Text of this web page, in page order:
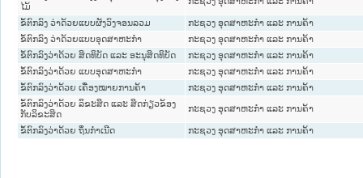
ໄມ້
ຂໍ້ຕົກລົງ ວ່າດ້ວຍແບບຜັງວົງຈອນລວມ
ກະຊວງ ອຸດສາຫະກຳ ແລະ ການຄ້າ
ຂໍ້ຕົກລົງ ວ່າດ້ວຍແບບອຸດສາຫະກໍາ
ກະຊວງ ອຸດສາຫະກຳ ແລະ ການຄ້າ
ຂໍ້ຕົກລົງວ່າດ້ວຍ ສິດທິບັດ ແລະ ອະນຸສິດທິບັດ
ກະຊວງ ອຸດສາຫະກຳ ແລະ ການຄ້າ
ຂໍ້ຕົກລົງວ່າດ້ວຍ ແບບອຸດສາຫະກໍາ
ກະຊວງ ອຸດສາຫະກຳ ແລະ ການຄ້າ
ຂໍ້ຕົກລົງວ່າດ້ວຍ ເຄື່ອງໝາຍການຄ້າ
ກະຊວງ ອຸດສາຫະກຳ ແລະ ການຄ້າ
ຂໍ້ຕົກລົງວ່າດ້ວຍ ລິຂະສິດ ແລະ ສິດກ່ຽວຂ້ອງ
ກັບລິຂະສິດ
ກະຊວງ ອຸດສາຫະກຳ ແລະ ການຄ້າ
ຂໍ້ຕົກລົງວ່າດ້ວຍ ຖິ່ນກໍາເນີດ ກະຊວງ ອຸດສາຫະກຳ ແລະ ການຄ້າ